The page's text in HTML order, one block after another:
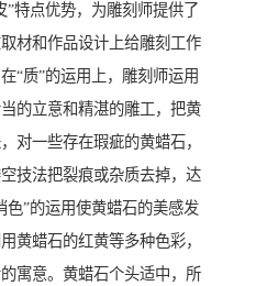
”特点优势，为雕刻师提供了
材和作品设计上给雕刻工作
“质”的运用上，雕刻师运用
的立意和精湛的雕工，把黄
对一些存在瑕疵的黄蜡石，
技法把裂痕或杂质去掉，达
色”的运用使黄蜡石的美感发
黄蜡石的红黄等多种色彩，
寓意。黄蜡石个头适中，所